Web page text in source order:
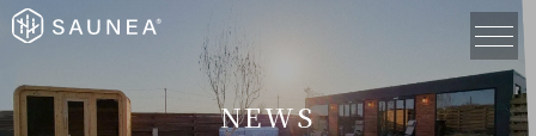
NEWS